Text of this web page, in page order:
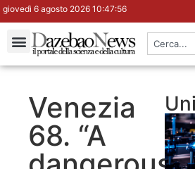
giovedì 6 agosto 2026 10:47:56
Venezia
68. “A